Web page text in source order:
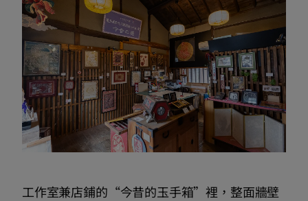
工作室兼店鋪的“今昔的玉手箱”裡，整面牆壁